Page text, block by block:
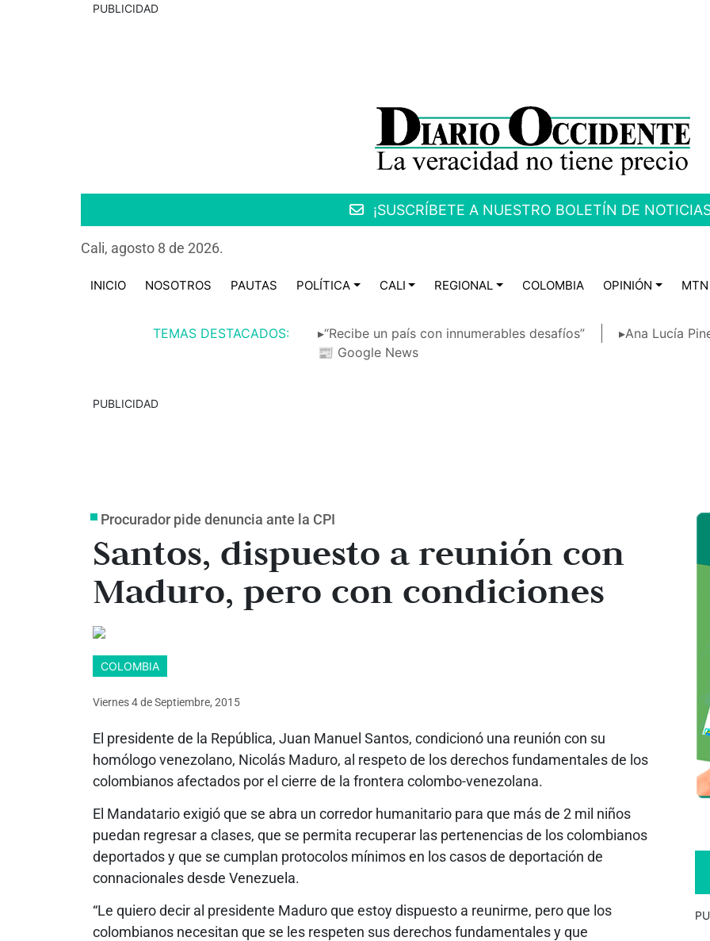
PUBLICIDAD
¡SUSCRÍBETE A NUESTRO BOLETÍN DE
Cali, agosto 8 de 2026.
INICIO NOSOTROS PAUTAS POLÍTICA CALI REGIONAL COLOMBIA OPINIÓN MTN
TEMAS DESTACADOS: ▸“Recibe un país con innumerables desafíos”
▸Ana Lucía
📰 Google News
PUBLICIDAD
Procurador pide denuncia ante la CPI
Santos, dispuesto a reunión con
Maduro, pero con condiciones
COLOMBIA
Viernes 4deSeptiembre, 2015
El presidente de la República, Juan Manuel Santos, condicionó una reunión con su
homólogo venezolano, Nicolás Maduro, al respeto de los derechos fundamentales de los
colombianos afectados por el cierre de la frontera colombo-venezolana.
El Mandatario exigió que se abra un corredor humanitario para que más de 2 mil niños
puedan regresar a clases, que se permita recuperar las pertenencias de los colombianos
deportados y que se cumplan protocolos mínimos en los casos de deportación de
connacionales desde Venezuela.
“Le quiero decir al presidente Maduro que estoy dispuesto a reunirme, pero que los
colombianos necesitan que se les respeten sus derechos fundamentales y que